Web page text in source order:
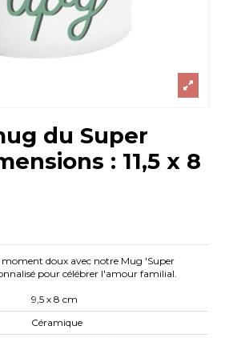
du Super
: 11,5 x 8
doux avec notre Mug 'Super
pour célébrer l'amour familial.
9,5 x 8 cm
Céramique